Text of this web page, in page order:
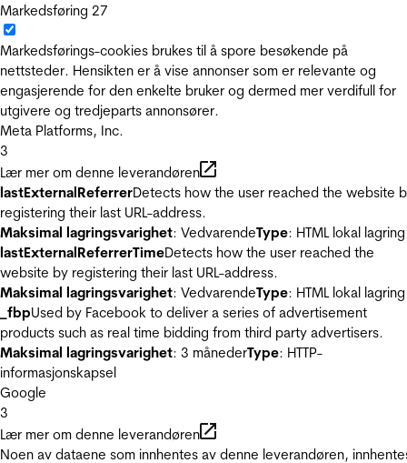
Markedsføring 27
Markedsførings-cookies brukes til å spore besøkende på
nettsteder. Hensikten er å vise annonser som er relevante og
engasjerende for den enkelte bruker og dermed mer verdifull for
utgivere og tredjeparts annonsører.
Meta Platforms, Inc.
3
Lær mer om denne leverandøren
lastExternalReferrerDetects how the user reached the website
registering their last URL-address.
Maksimal lagringsvarighet: VedvarendeType: HTML lokal lagring
lastExternalReferrerTimeDetects how the user reached the
website by registering their last URL-address.
Maksimal lagringsvarighet: VedvarendeType: HTML lokal lagring
_fbpUsed by Facebook to deliver a series of advertisement
products such as real time bidding from third party advertisers.
Maksimal lagringsvarighet: 3 månederType: HTTP-
informasjonskapsel
Google
3
Lær mer om denne leverandøren
Noen av dataene som innhentes av denne leverandøren,